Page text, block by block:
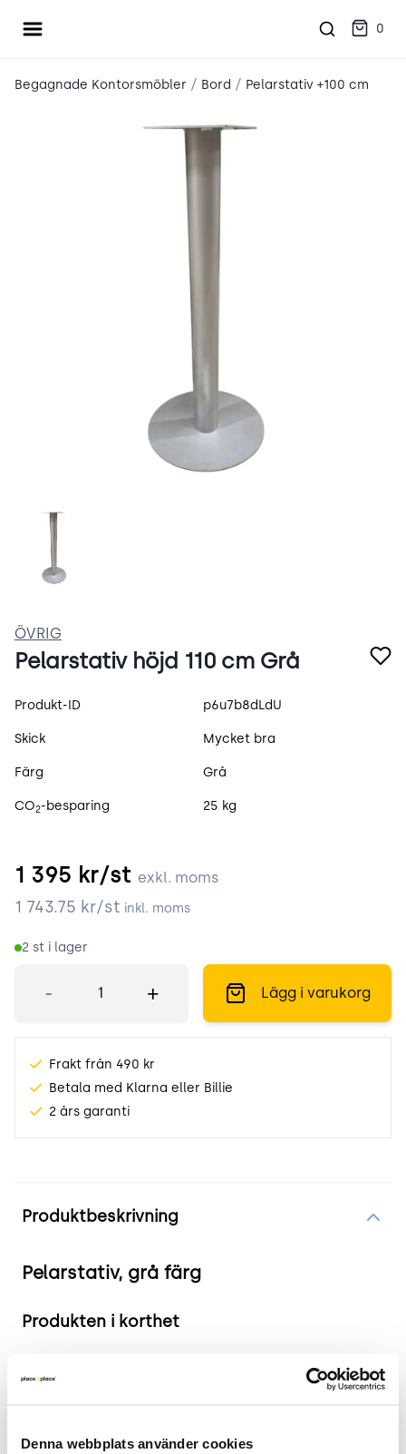
Denna webbplats använder cookies
Öppna meny 0
Begagnade Kontorsmöbler / Bord / Pelarstativ +100 cm
mV2KLYv2P-ER.webp
ÖVRIG
Pelarstativ höjd 110 cm Grå
Produktspecifikation
Produkt-ID p6u7b8dLdU
Skick Mycket bra
Färg Grå
CO2-besparing 25 kg
1 395 kr/st exkl. moms
1 743.75 kr/st inkl. moms
2 st i lager
- + Lägg i varukorg
Frakt från 490 kr
Betala med Klarna eller Billie
2 års garanti
Produktbeskrivning
Pelarstativ, grå färg
Produkten i korthet
Mått: Höjd 110 cm x Bredd 50 cm x Djup 50 cm.